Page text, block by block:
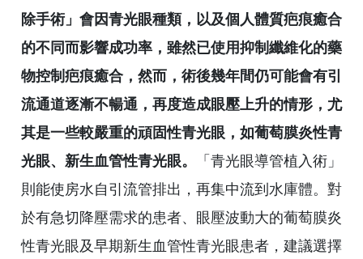
除手術」會因青光眼種類，以及個人體質疤痕癒合
的不同而影響成功率，雖然已使用抑制纖維化的藥
物控制疤痕癒合，然而，術後幾年間仍可能會有引
流通道逐漸不暢通，再度造成眼壓上升的情形，尤
其是一些較嚴重的頑固性青光眼，如葡萄膜炎性青
光眼、新生血管性青光眼。
「青光眼導管植入術」
則能使房水自引流管排出，再集中流到水庫體。對
於有急切降壓需求的患者、眼壓波動大的葡萄膜炎
性青光眼及早期新生血管性青光眼患者，建議選擇